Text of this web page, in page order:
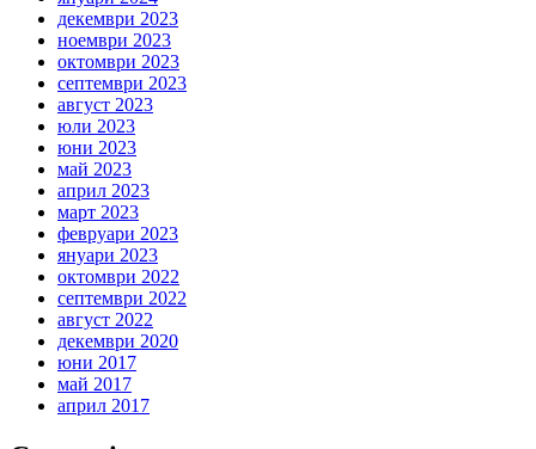
декември 2023
ноември 2023
октомври 2023
септември 2023
август 2023
юли 2023
юни 2023
май 2023
април 2023
март 2023
февруари 2023
януари 2023
октомври 2022
септември 2022
август 2022
декември 2020
юни 2017
май 2017
април 2017